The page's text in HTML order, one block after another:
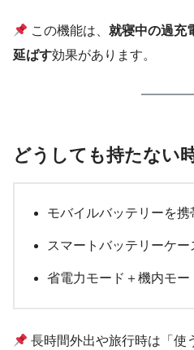
この機能は、就寝中の過充
延ばす効果があります。
どうしても持たない
モバイルバッテリーを携
スマートバッテリーケー
省電力モード＋機内モ
長時間外出や旅行時は「使